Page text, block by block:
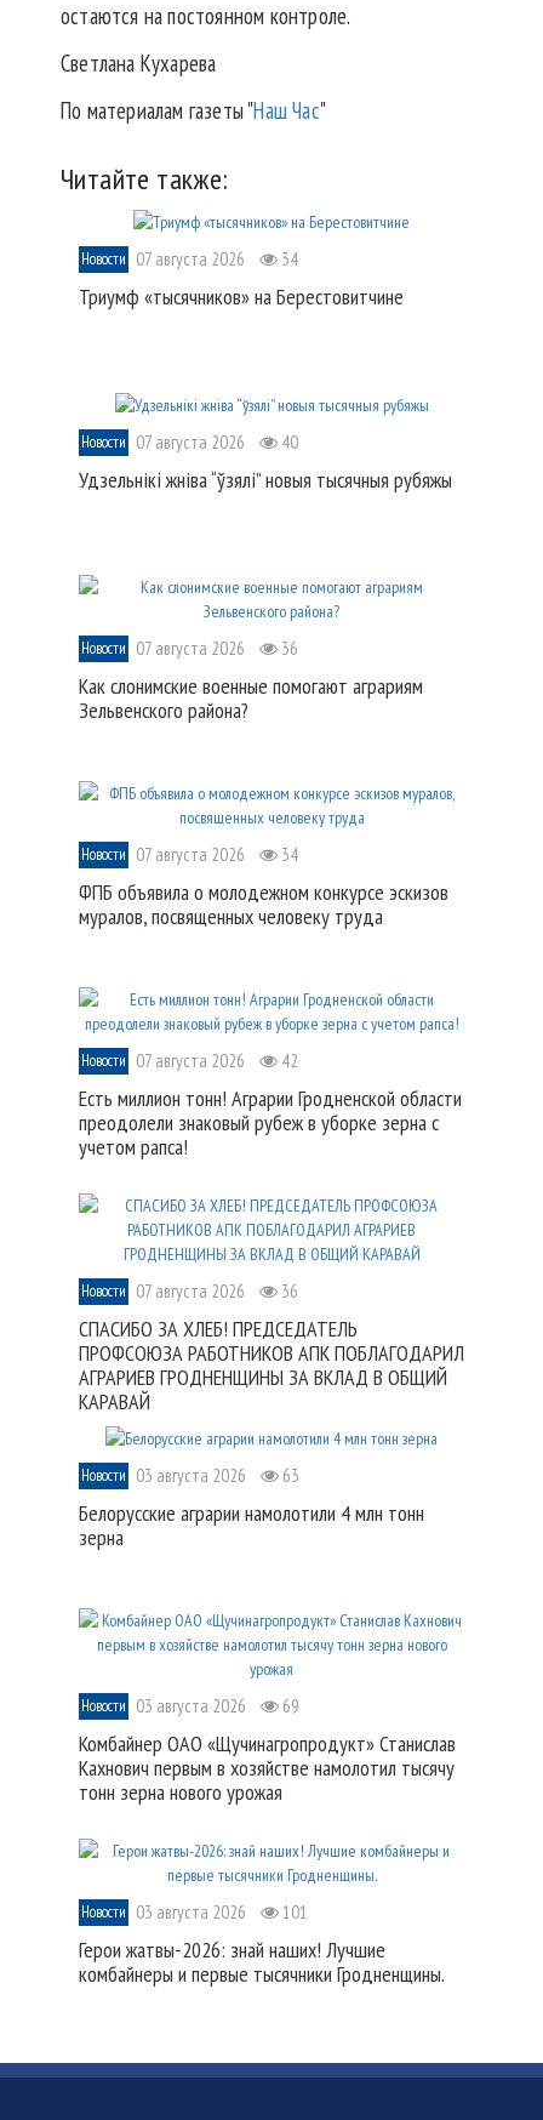
остаются на постоянном контроле.
Светлана Кухарева
По материалам газеты "Наш Час"
Читайте также:
Новости 07 августа 2026 34
Триумф «тысячников» на Берестовитчине
Новости 07 августа 2026 40
Удзельнікі жніва “ўзялі” новыя тысячныя рубяжы
Новости 07 августа 2026 36
Как слонимские военные помогают аграриям
Зельвенского района?
Новости 07 августа 2026 34
ФПБ объявила о молодежном конкурсе эскизов
муралов, посвященных человеку труда
Новости 07 августа 2026 42
Есть миллион тонн! Аграрии Гродненской области
преодолели знаковый рубеж в уборке зерна с
учетом рапса!
Новости 07 августа 2026 36
СПАСИБО ЗА ХЛЕБ! ПРЕДСЕДАТЕЛЬ
ПРОФСОЮЗА РАБОТНИКОВ АПК ПОБЛАГОДАРИЛ
АГРАРИЕВ ГРОДНЕНЩИНЫ ЗА ВКЛАД В ОБЩИЙ
КАРАВАЙ
Новости 03 августа 2026 63
Белорусские аграрии намолотили 4 млн тонн
зерна
Новости 03 августа 2026 69
Комбайнер ОАО «Щучинагропродукт» Станислав
Кахнович первым в хозяйстве намолотил тысячу
тонн зерна нового урожая
Новости 03 августа 2026 101
Герои жатвы-2026: знай наших! Лучшие
комбайнеры и первые тысячники Гродненщины.